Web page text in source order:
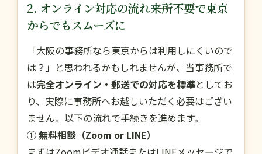
2. オンライン対応の流れ――来所不要で東京
からでもスムーズに
「大阪の事務所なら東京からは利用しにくいので
は？」と思われるかもしれませんが、当事務所で
は完全オンライン・郵送での対応を標準としてお
り、実際に事務所へお越しいただく必要はござい
ません。以下の流れで手続きを進めます。
① 無料相談（Zoom or LINE）